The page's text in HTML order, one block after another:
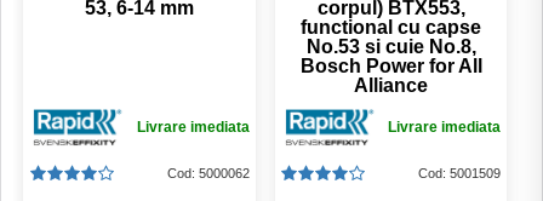
53, 6-14 mm
Livrare imediata
Cod: 5000062
corpul) BTX553,
functional cu capse
No.53 si cuie No.8,
Bosch Power for All
Alliance
Livrare imediata
Cod: 5001509